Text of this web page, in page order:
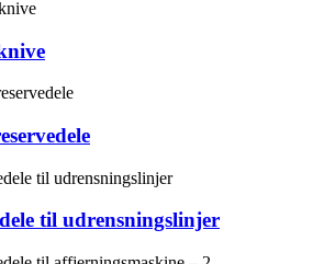
til udrensningslinjer